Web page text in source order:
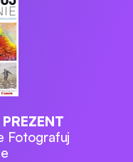
PREZENT
Fotografuj